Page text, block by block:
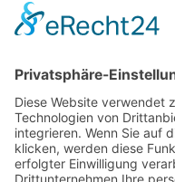
Über uns
Kreuzbund Chat
Kalender
Unterstützt durch